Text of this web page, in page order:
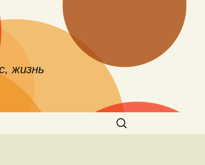
жизнь
Найти: